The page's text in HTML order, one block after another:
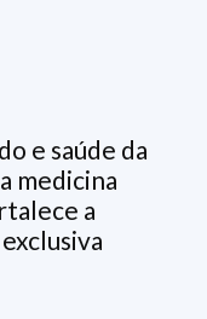
e saúde da
medicina
a